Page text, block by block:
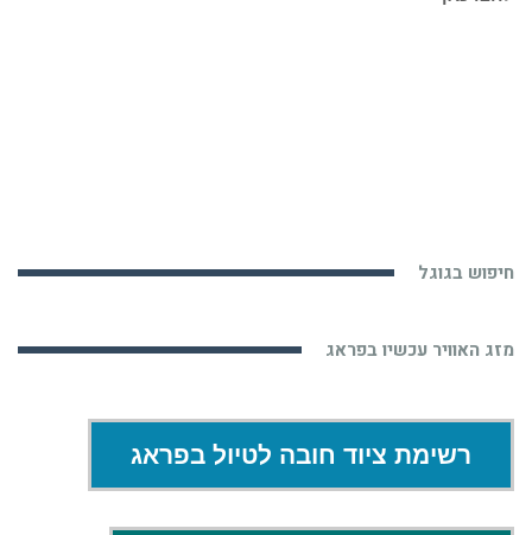
חיפוש בגוגל
מזג האוויר עכשיו בפראג
רשימת ציוד חובה לטיול בפראג